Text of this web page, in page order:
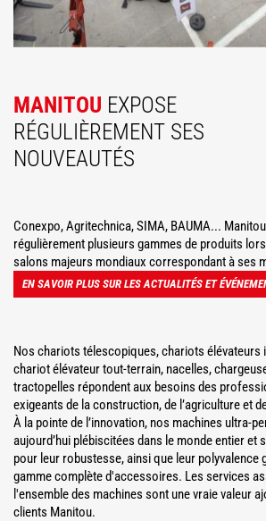
MANITOU EXPOSE
RÉGULIÈREMENT SES
NOUVEAUTÉS
Conexpo, Agritechnica, SIMA, BAUMA...
régulièrement plusieurs gammes de produits
salons majeurs mondiaux correspondant à ses
EN SAVOIR PLUS SUR LES ACTUALITÉS ET
Nos chariots télescopiques, chariots élévateurs
chariot élévateur tout-terrain, nacelles,
tractopelles répondent aux besoins des
exigeants de la construction, de l’agriculture et
À la pointe de l’innovation, nos machines ultra-
aujourd’hui plébiscitées dans le monde entier et
pour leur robustesse, ainsi que leur polyvalence
gamme complète d'accessoires. Les services
l'ensemble des machines sont une vraie valeur
clients Manitou.